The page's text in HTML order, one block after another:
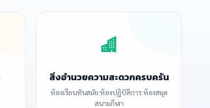
สิ่งอำนวยความสะดวกครบครัน
ห้องเรียนทันสมัย ห้องปฏิบัติการ ห้องสมุด
สนามกีฬา